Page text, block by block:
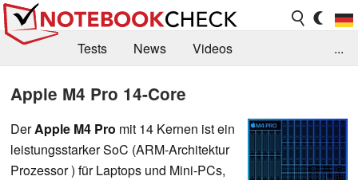
Tests News
Videos
Jobs
Forum
...
Apple M4 Pro 14-Core
DerApple M4 Pro mit 14 Kernen ist ein
leistungsstarker SoC (ARM-Architektur
Prozessor ) für Laptops und Mini-PCs,